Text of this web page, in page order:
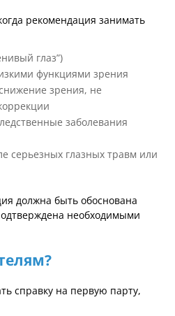
рекомендация занимать
глаз”)
функциями зрения
зрения, не
заболевания
серьезных глазных травм или
должна быть обоснована
необходимыми
справку на первую парту,